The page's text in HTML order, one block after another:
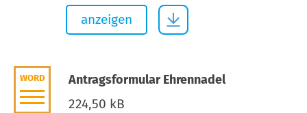
anzeigen
WORD Antragsformular Ehrennadel
224,50 kB